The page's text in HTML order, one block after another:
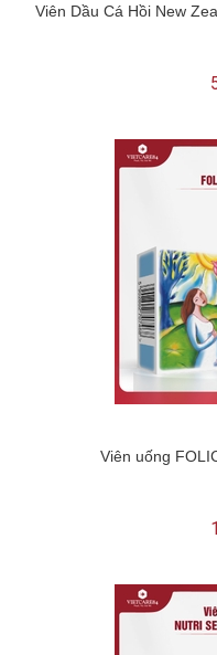
Viên Dầu Cá Hồi New
Viên uống